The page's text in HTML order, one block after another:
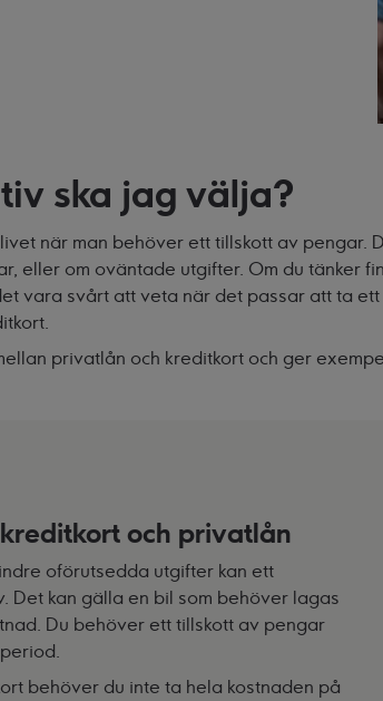
ska jag välja?
när man behöver ett tillskott av pengar.
eller om oväntade utgifter. Om du tänker
vara svårt att veta när det passar att ta
privatlån och kreditkort och ger
och privatlån
oförutsedda utgifter kan ett
Det kan gälla en bil som behöver lagas
Du behöver ett tillskott av pengar
behöver du inte ta hela kostnaden på